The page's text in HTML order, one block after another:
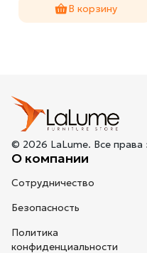
В корзину
© 2026 LaLume. Все
О компании
Сотрудничество
Безопасность
Политика
конфиденциальности